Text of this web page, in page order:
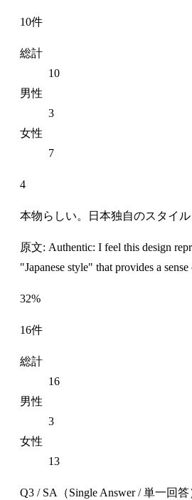
10件
総計
10
男性
3
女性
7
4
本物らしい。日本独自のスタイ
原文: Authentic: I feel this design
"Japanese style" that provides a
32%
16件
総計
16
男性
3
女性
13
Q3 / SA（Single Answer / 単一回答